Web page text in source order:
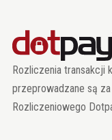
Rozliczenia
przeprowadzane są
Rozliczeniowego